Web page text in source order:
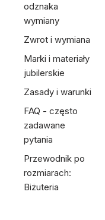
odznaka
wymiany
Zwrot i wymiana
Marki i materiały
jubilerskie
Zasady i warunki
FAQ - często
zadawane
pytania
Przewodnik po
rozmiarach:
Biżuteria